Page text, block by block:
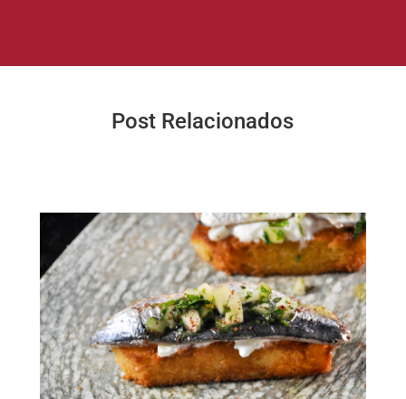
Post Relacionados